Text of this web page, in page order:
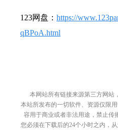
123网盘： https://
qBPoA.html
本网站所有链接来源第三方网站
本站所发布的一切软件、资源仅限
容用于商业或者非法用途，禁止传
您必须在下载后的24个小时之内，